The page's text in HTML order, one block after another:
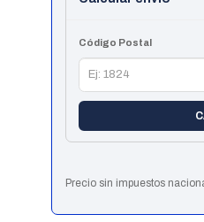
Código Postal
Precio sin impuestos